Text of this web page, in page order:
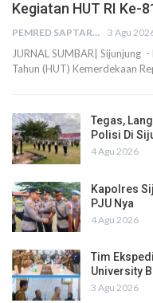
Kegiatan HUT RI Ke-
PEMRED SAPTARIUS 3 Agu
JURNAL SUMBAR| Sijunjung
Tahun (HUT) Kemerdekaan
Tegas,
Polisi Di
4 Agu 2026
Kapolres
PJU Nya
4 Agu 2026
Tim
University
3 Agu 2026